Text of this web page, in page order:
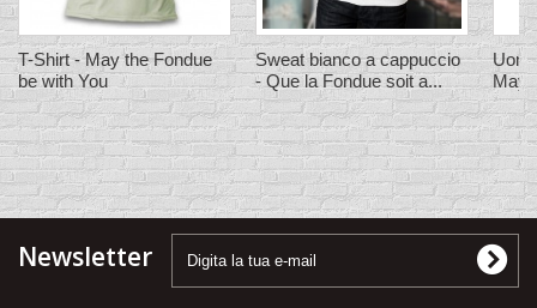
T-Shirt - May the Fondue
be with You
Sweat bianco a cappuccio
- Que la Fondue soit a...
May
Newsletter